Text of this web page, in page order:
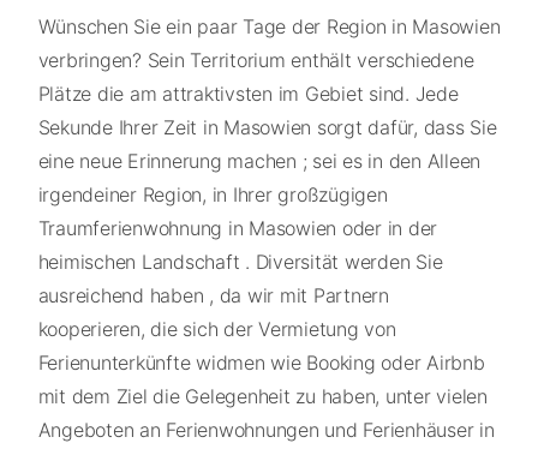
Wünschen Sie ein paar Tage der Region in Masowien
verbringen? Sein Territorium enthält verschiedene
Plätze die am attraktivsten im Gebiet sind. Jede
Sekunde Ihrer Zeit in Masowien sorgt dafür, dass Sie
eine neue Erinnerung machen ; sei es in den Alleen
irgendeiner Region, in Ihrer großzügigen
Traumferienwohnung in Masowien oder in der
heimischen Landschaft . Diversität werden Sie
ausreichend haben , da wir mit Partnern
kooperieren, die sich der Vermietung von
Ferienunterkünfte widmen wie Booking oder Airbnb
mit dem Ziel die Gelegenheit zu haben, unter vielen
Angeboten an Ferienwohnungen und Ferienhäuser in